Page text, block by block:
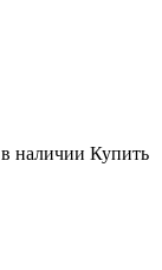
в наличии Купить